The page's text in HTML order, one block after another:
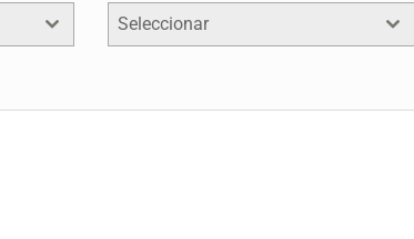
Seleccionar